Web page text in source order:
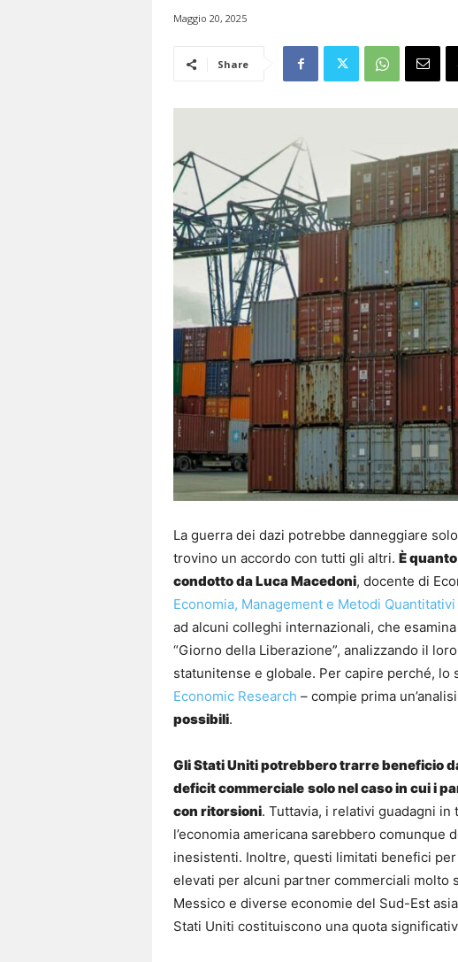
Maggio 20, 2025
Share
La guerra dei dazi potrebbe danneggiare
trovino un accordo con tutti gli altri. È
condotto da Luca Macedoni, docente di
Economia, Management e Metodi Quantitativi
ad alcuni colleghi internazionali, che
“Giorno della Liberazione”, analizzando il
statunitense e globale. Per capire perché, lo
Economic Research – compie prima
possibili.
Gli Stati Uniti potrebbero trarre beneficio
deficit commerciale solo nel caso in cui i
con ritorsioni. Tuttavia, i relativi guadagni
l’economia americana sarebbero
inesistenti. Inoltre, questi limitati benefici
elevati per alcuni partner commerciali molto
Messico e diverse economie del Sud-Est
Stati Uniti costituiscono una quota